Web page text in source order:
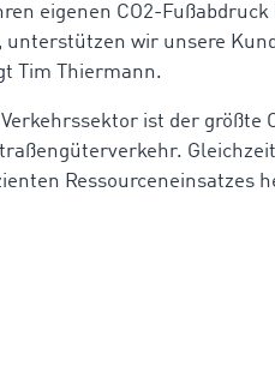
eigenen CO2-Fußabdruck
wir unsere
Tim Thiermann.
ist der größte
Ressourceneinsatzes